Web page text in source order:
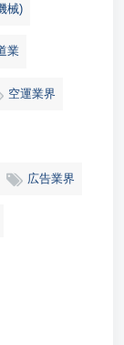
械)
業
空運業界
広告業界